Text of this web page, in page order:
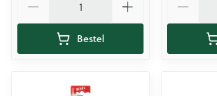
Bestel